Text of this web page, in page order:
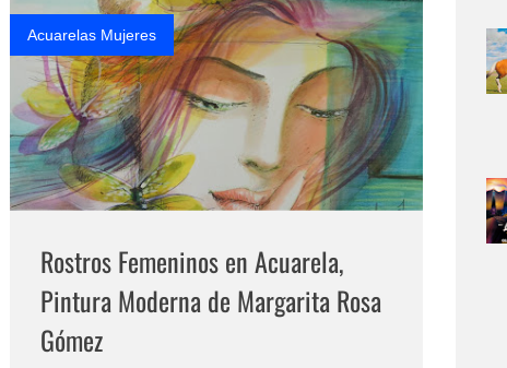
Acuarelas Mujeres
Rostros Femeninos en Acuarela,
Pintura Moderna de Margarita Rosa
Gómez